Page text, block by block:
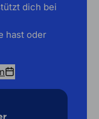
dich bei
hast oder